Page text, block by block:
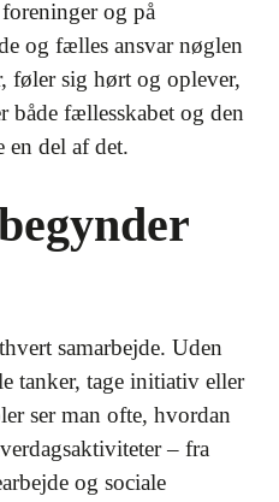
og på
og fælles ansvar nøglen
føler sig hørt og oplever,
både fællesskabet og den
en del af det.
samarbejde. Uden
tanker, tage initiativ eller
ser man ofte, hvordan
– fra
og sociale